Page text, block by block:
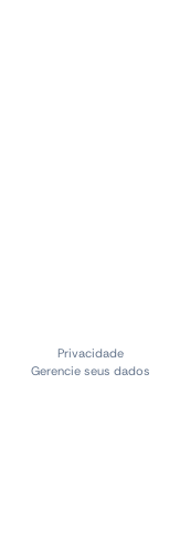
Privacidade
Gerencie seus dados